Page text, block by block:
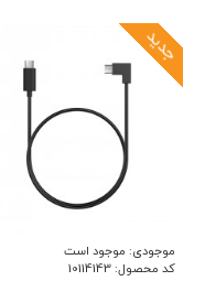
جدید
موجودی: موجود است
کد محصول:10114143